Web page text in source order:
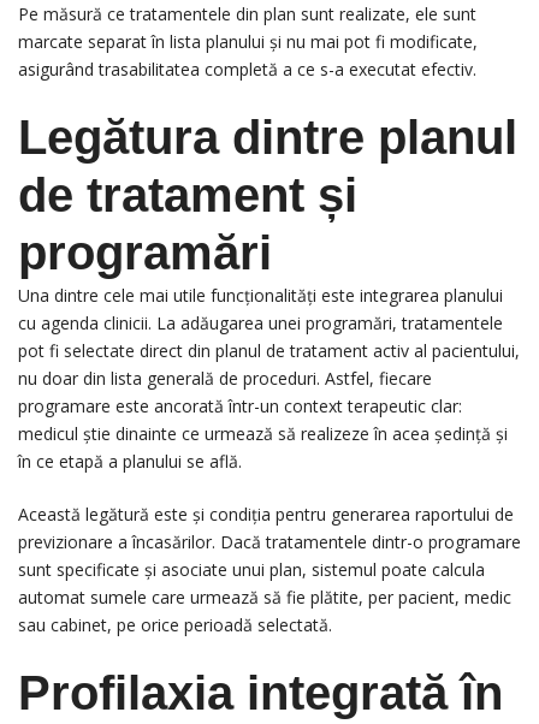
Pe măsură ce tratamentele din plan sunt realizate, ele sunt
marcate separat în lista planului și nu mai pot fi modificate,
asigurând trasabilitatea completă a ce s-a executat efectiv.
Legătura dintre planul
de tratament și
programări
Una dintre cele mai utile funcționalități este integrarea planului
cu agenda clinicii. La adăugarea unei programări, tratamentele
pot fi selectate direct din planul de tratament activ al pacientului,
nu doar din lista generală de proceduri. Astfel, fiecare
programare este ancorată într-un context terapeutic clar:
medicul știe dinainte ce urmează să realizeze în acea ședință și
în ce etapă a planului se află.
Această legătură este și condiția pentru generarea raportului de
previzionare a încasărilor. Dacă tratamentele dintr-o programare
sunt specificate și asociate unui plan, sistemul poate calcula
automat sumele care urmează să fie plătite, per pacient, medic
sau cabinet, pe orice perioadă selectată.
Profilaxia integrată în